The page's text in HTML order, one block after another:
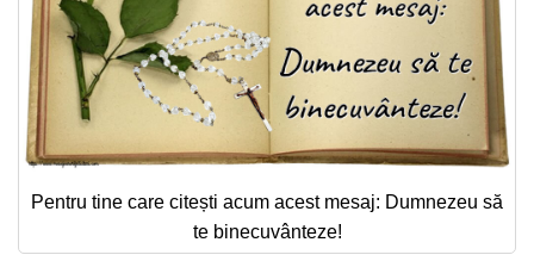
Pentru tine care citești acum acest mesaj: Dumnezeu să
te binecuvânteze!